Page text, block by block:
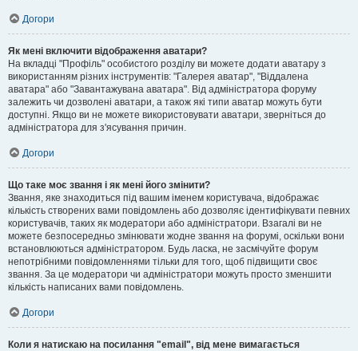
Догори
Як мені включити відображення аватари?
На вкладці "Профіль" особистого розділу ви можете додати аватару з
використанням різних інструментів: "Галерея аватар", "Віддалена
аватара" або "Завантажувана аватара". Від адміністратора форуму
залежить чи дозволені аватари, а також які типи аватар можуть бути
доступні. Якщо ви не можете використовувати аватари, зверніться до
адміністратора для з'ясування причин.
Догори
Що таке моє звання і як мені його змінити?
Звання, яке знаходиться під вашим іменем користувача, відображає
кількість створених вами повідомлень або дозволяє ідентифікувати певних
користувачів, таких як модератори або адміністратори. Взагалі ви не
можете безпосередньо змінювати жодне звання на форумі, оскільки вони
встановлюються адміністратором. Будь ласка, не засмічуйте форум
непотрібними повідомленнями тільки для того, щоб підвищити своє
звання. За це модератори чи адміністратори можуть просто зменшити
кількість написаних вами повідомлень.
Догори
Коли я натискаю на посилання "email", від мене вимагається